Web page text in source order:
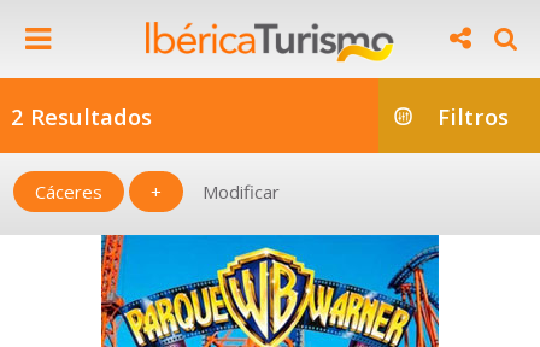
2 Resultados Filtros
Cáceres + Modificar